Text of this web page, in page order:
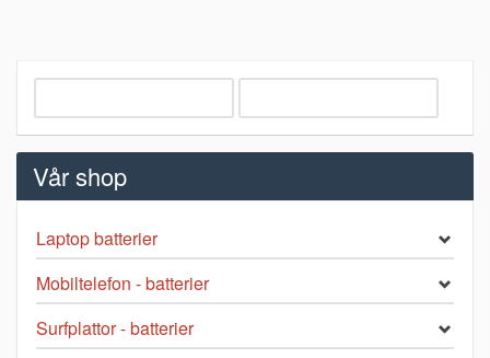
Vår shop
Laptop batterier
Mobiltelefon - batterier
Surfplattor - batterier